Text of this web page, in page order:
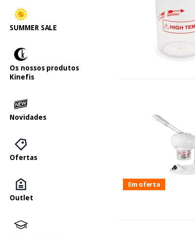
SUMMER SALE
Os nossos produtos
Kinefis
Novidades
Ofertas
Outlet
Em oferta